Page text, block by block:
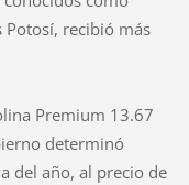
Potosí, recibió más
Premium 13.67
determinó
del año, al precio de